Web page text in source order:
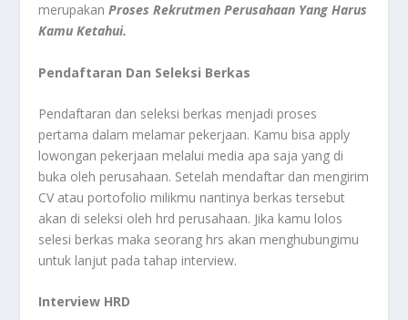
merupakanProses Rekrutmen Perusahaan Yang Harus
Kamu Ketahui.
Pendaftaran Dan Seleksi Berkas
Pendaftaran dan seleksi berkas menjadi proses
pertama dalam melamar pekerjaan. Kamu bisa apply
lowongan pekerjaan melalui media apa saja yang di
buka oleh perusahaan. Setelah mendaftar dan mengirim
CV atau portofolio milikmu nantinya berkas tersebut
akan di seleksi oleh hrd perusahaan. Jika kamu lolos
selesi berkas maka seorang hrs akan menghubungimu
untuk lanjut pada tahap interview.
Interview HRD